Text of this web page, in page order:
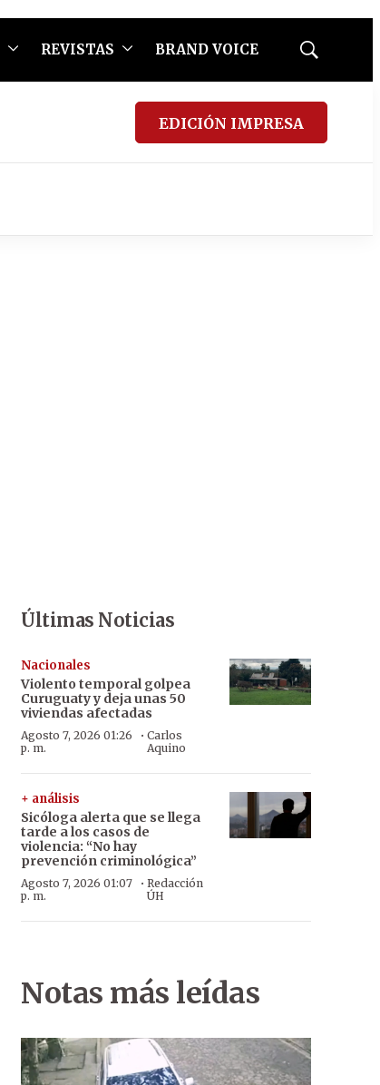
REVISTAS BRAND VOICE
Mostrar
EDICIÓN IMPRESA
Últimas Noticias
Nacionales
Violento temporal golpea
Curuguaty y deja unas 50
viviendas afectadas
Agosto 7, 2026 01:26
p. m.
· Carlos
Aquino
+ análisis
Sicóloga alerta que se llega
tarde a los casos de
violencia: “No hay
prevención criminológica”
Agosto 7, 2026 01:07
p. m.
·Redacción
ÚH
Notas más leídas